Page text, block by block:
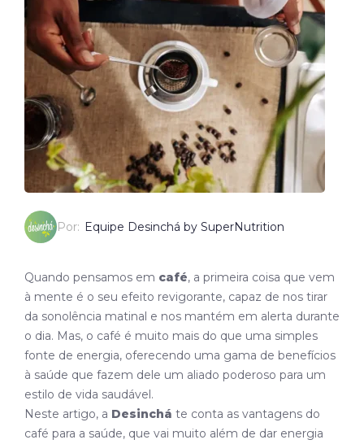
Por: Equipe Desinchá by SuperNutrition
Quando pensamos em café, a primeira coisa que vem
à mente é o seu efeito revigorante, capaz de nos tirar
da sonolência matinal e nos mantém em alerta durante
o dia. Mas, o café é muito mais do que uma simples
fonte de energia, oferecendo uma gama de benefícios
à saúde que fazem dele um aliado poderoso para um
estilo de vida saudável.
Neste artigo, a Desinchá te conta as vantagens do
café para a saúde, que vai muito além de dar energia